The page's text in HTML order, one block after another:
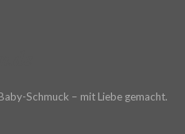
Schmuck – mit Liebe gemacht.